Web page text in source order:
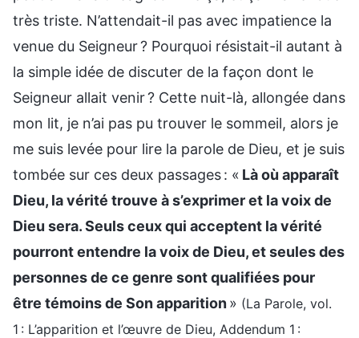
très triste. N’attendait-il pas avec impatience la
venue du Seigneur ? Pourquoi résistait-il autant à
la simple idée de discuter de la façon dont le
Seigneur allait venir ? Cette nuit-là, allongée dans
mon lit, je n’ai pas pu trouver le sommeil, alors je
me suis levée pour lire la parole de Dieu, et je suis
tombée sur ces deux passages : « Là où apparaît
Dieu, la vérité trouve à s’exprimer et la voix de
Dieu sera. Seuls ceux qui acceptent la vérité
pourront entendre la voix de Dieu, et seules des
personnes de ce genre sont qualifiées pour
être témoins de Son apparition» (La Parole, vol.
1 : L’apparition et l’œuvre de Dieu, Addendum 1 :